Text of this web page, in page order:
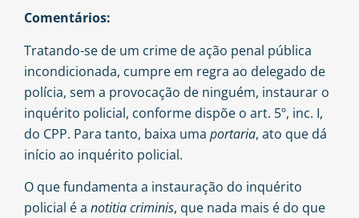
Comentários:
Tratando-se de um crime de ação penal pública
incondicionada, cumpre em regra ao delegado de
polícia, sem a provocação de ninguém, instaurar o
inquérito policial, conforme dispõe o art. 5º, inc. I,
do CPP. Para tanto, baixa uma portaria, ato que dá
início ao inquérito policial.
O que fundamenta a instauração do inquérito
policial é a notitia criminis, que nada mais é do que